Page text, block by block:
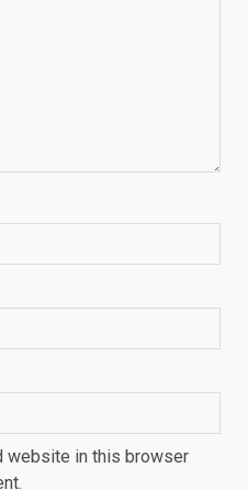
website in this browser